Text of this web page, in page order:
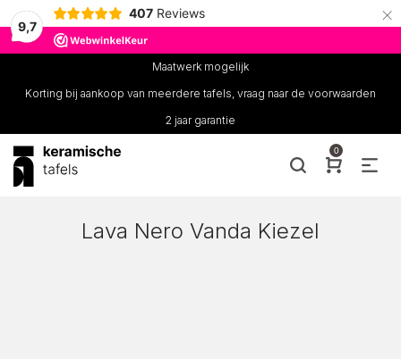
9,7
407 Reviews ×
Maatwerk mogelijk
Korting bij aankoop van meerdere tafels, vraag naar de voorwaarden
2 jaar garantie
0
Lava Nero Vanda Kiezel